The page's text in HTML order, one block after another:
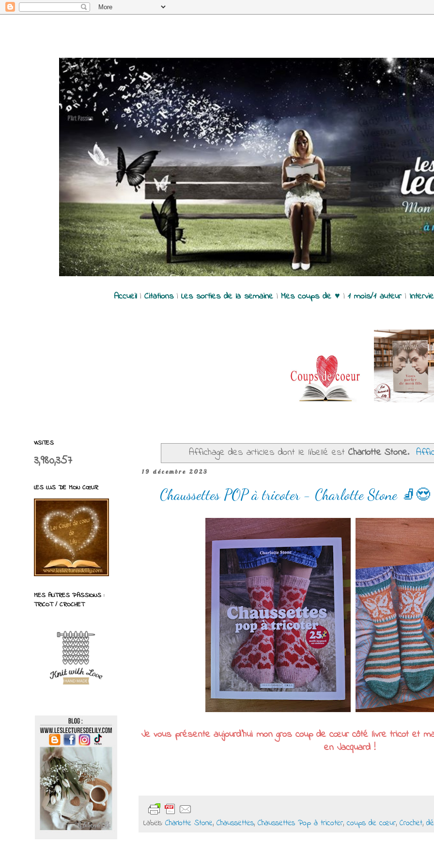
Accueil| Citations| Les sorties de la semaine| Mes coups de ♥ | 1 mois/1 auteur|
Affichage des articles dont le libellé est Charlotte Stone.
19 décembre 2023
Chaussettes POP à tricoter - Charlotte Stone
Je vous présente aujourd'hui mon gros coup de cœur côté livre tricot et
en Jacquard !
Labels: Charlotte Stone, Chaussettes, Chaussettes Pop à tricoter, coups de cœur, Crochet,
VISITES
3,980,357
LES LUS DE MON CŒUR
MES AUTRES PASSIONS :
TRICOT / CROCHET